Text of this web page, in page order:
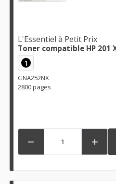
L'Essentiel à Petit Prix
Toner compatible HP 201
1
GNA252NX
2800 pages
 